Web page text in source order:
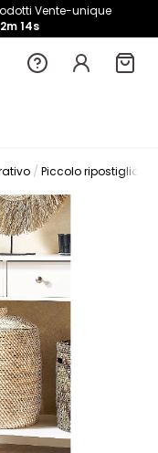
Vente-unique
13s
Piccolo ripostiglio